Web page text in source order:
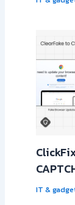
IT &